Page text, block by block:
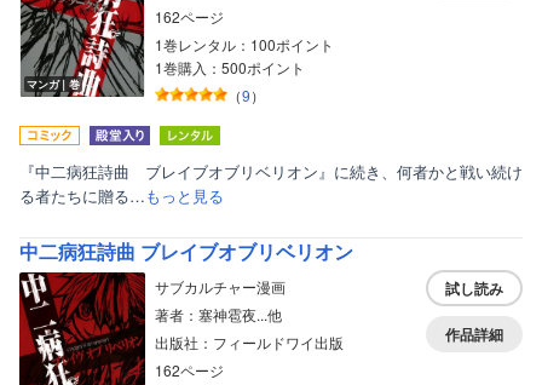
マンガ｜巻
162ページ
1巻レンタル：100ポイント
1巻購入：500ポイント
（9）
『中二病狂詩曲 ブレイブオブリベリオン』に続き、何者かと戦い続け
る者たちに贈る…もっと見る
中二病狂詩曲 ブレイブオブリベリオン
サブカルチャー漫画
著者：塞神雹夜...他
出版社：フィールドワイ出版
162ページ
試し読み
作品詳細